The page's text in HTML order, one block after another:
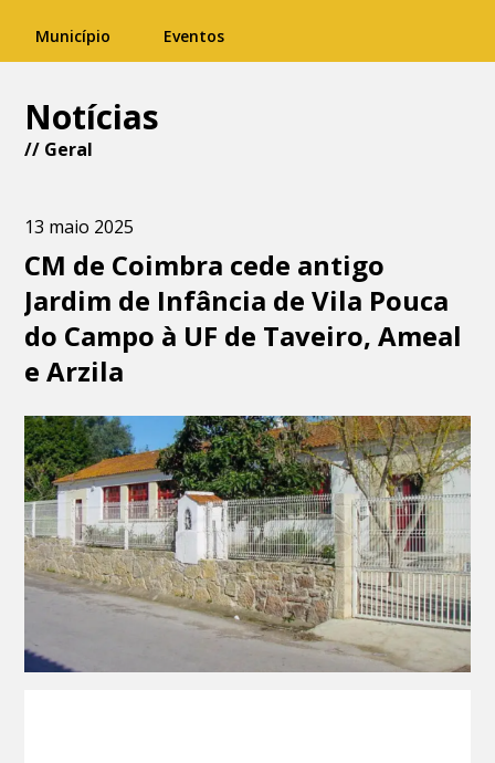
Município Eventos
Notícias
// Geral
13 maio 2025
CM de Coimbra cede antigo
Jardim de Infância de Vila Pouca
do Campo à UF de Taveiro, Ameal
e Arzila